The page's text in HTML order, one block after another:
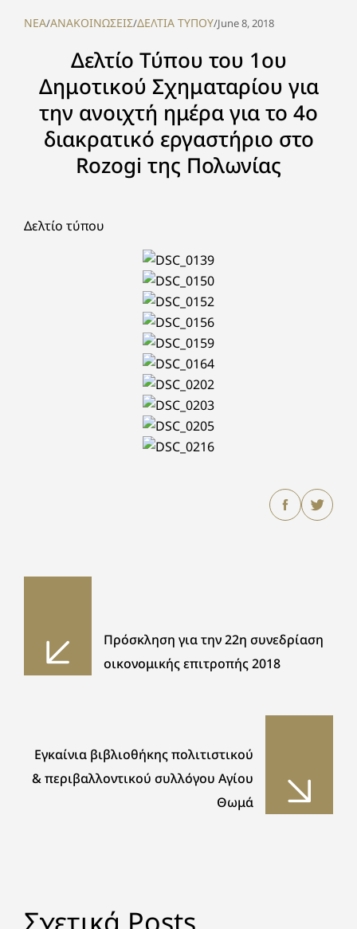
NEA/ΑΝΑΚΟΙΝΩΣΕΙΣ/ΔΕΛΤΙΑ ΤΥΠΟΥ/June 8, 2018
Δελτίο Τύπου του 1ου
Δημοτικού Σχηματαρίου για
την ανοιχτή ημέρα για το 4ο
διακρατικό εργαστήριο στο
Rozogi της Πολωνίας
Δελτίο τύπου
Πρόσκληση για την 22η συνεδρίαση
οικονομικής επιτροπής 2018
Εγκαίνια βιβλιοθήκης πολιτιστικού
& περιβαλλοντικού συλλόγου Αγίου
Θωμά